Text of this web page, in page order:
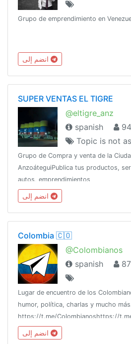
Grupo de emprendimiento en
SUPER VENTAS EL TIGRE
@eltigre_anz
spanish
Topic is not
Grupo de Compra y venta de la
AnzoáteguiPublica tus productos,
autos, emprendimientos
Colombia 🇨🇴
@Colombianos
spanish
Lugar de encuentro de los
humor, política, charlas y mucho
https://t.me/Colombianoshttps://
respeta la libre expresion, no se
directos a los miembros del grupo.